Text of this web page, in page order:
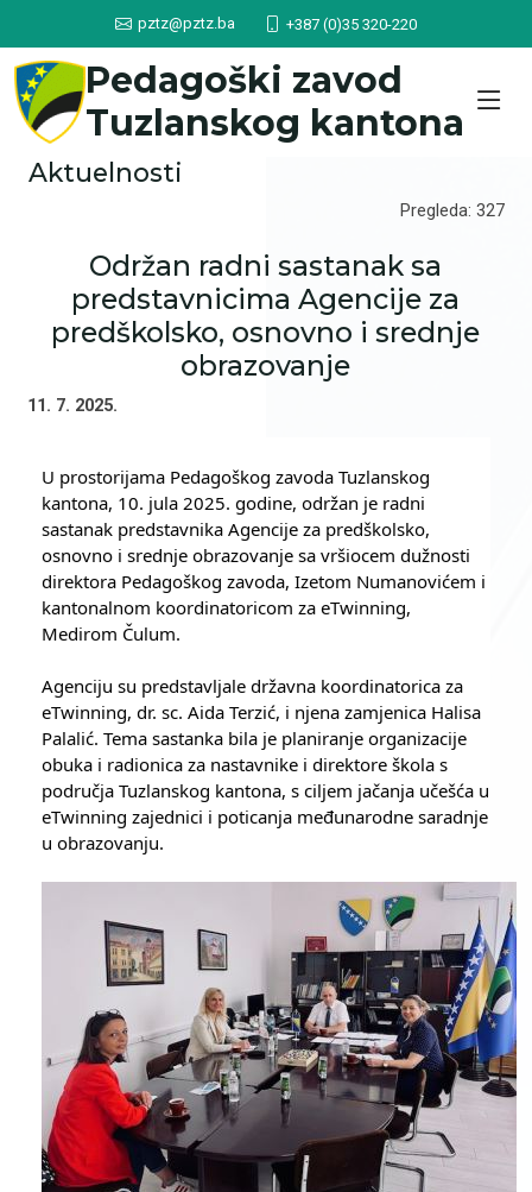
pztz@pztz.ba +387 (0)35 320-220
Pedagoški zavod
Tuzlanskog kantona
Aktuelnosti
Pregleda: 327
Održan radni sastanak sa
predstavnicima Agencije za
predškolsko, osnovno i srednje
obrazovanje
11. 7. 2025.
U prostorijama Pedagoškog zavoda Tuzlanskog
kantona, 10. jula 2025. godine, održan je radni
sastanak predstavnika Agencije za predškolsko,
osnovno i srednje obrazovanje sa vršiocem dužnosti
direktora Pedagoškog zavoda, Izetom Numanovićem i
kantonalnom koordinatoricom za eTwinning,
Medirom Čulum.
Agenciju su predstavljale državna koordinatorica za
eTwinning, dr. sc. Aida Terzić, i njena zamjenica Halisa
Palalić. Tema sastanka bila je planiranje organizacije
obuka i radionica za nastavnike i direktore škola s
područja Tuzlanskog kantona, s ciljem jačanja učešća u
eTwinning zajednici i poticanja međunarodne saradnje
u obrazovanju.